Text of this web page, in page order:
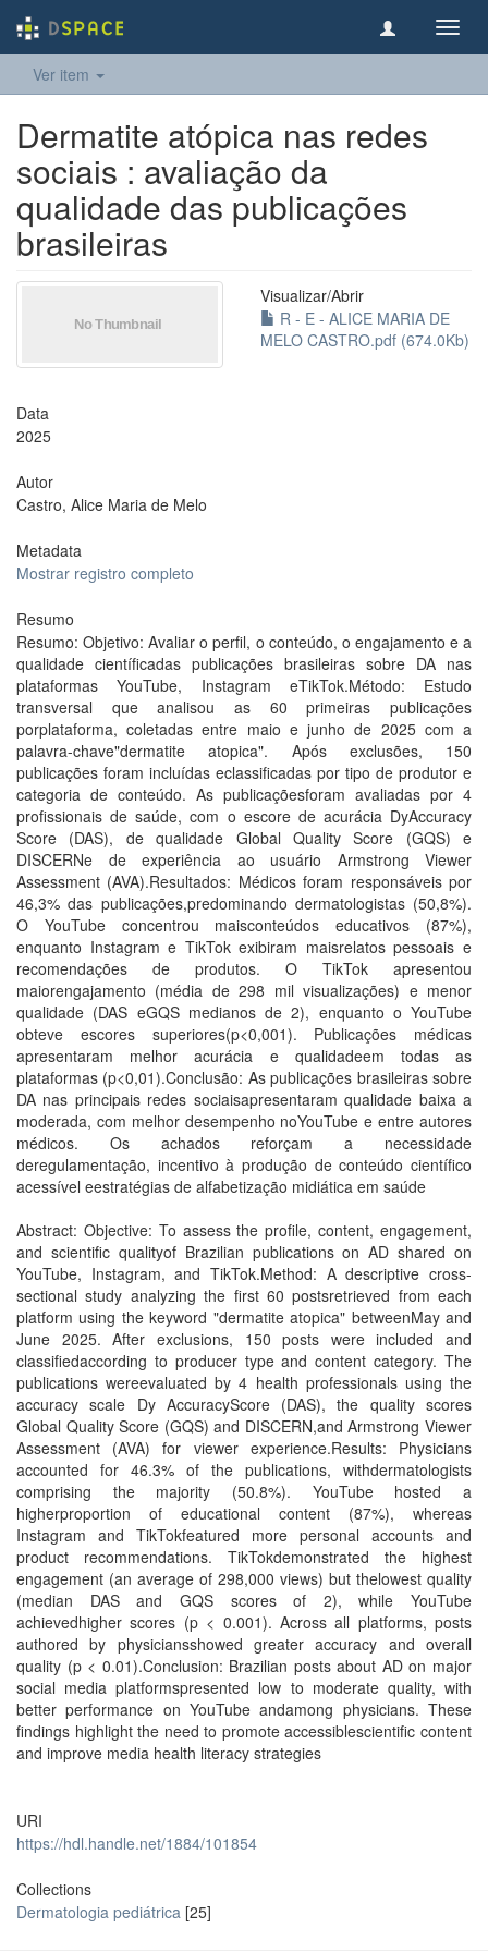
Ver item
Dermatite atópica nas redes
sociais : avaliação da
qualidade das publicações
brasileiras
Visualizar/Abrir
R - E - ALICE MARIA DE
MELO CASTRO.pdf (674.0Kb)
Data
2025
Autor
Castro, Alice Maria de Melo
Metadata
Mostrar registro completo
Resumo
Resumo: Objetivo: Avaliar o perfil, o conteúdo, o engajamento e a
qualidade científicadas publicações brasileiras sobre DA nas
plataformas YouTube, Instagram eTikTok.Método: Estudo
transversal que analisou as 60 primeiras publicações
porplataforma, coletadas entre maio e junho de 2025 com a
palavra-chave"dermatite atopica". Após exclusões, 150
publicações foram incluídas eclassificadas por tipo de produtor e
categoria de conteúdo. As publicaçõesforam avaliadas por 4
profissionais de saúde, com o escore de acurácia DyAccuracy
Score (DAS), de qualidade Global Quality Score (GQS) e
DISCERNe de experiência ao usuário Armstrong Viewer
Assessment (AVA).Resultados: Médicos foram responsáveis por
46,3% das publicações,predominando dermatologistas (50,8%).
O YouTube concentrou maisconteúdos educativos (87%),
enquanto Instagram e TikTok exibiram maisrelatos pessoais e
recomendações de produtos. O TikTok apresentou
maiorengajamento (média de 298 mil visualizações) e menor
qualidade (DAS eGQS medianos de 2), enquanto o YouTube
obteve escores superiores(p<0,001). Publicações médicas
apresentaram melhor acurácia e qualidadeem todas as
plataformas (p<0,01).Conclusão: As publicações brasileiras sobre
DA nas principais redes sociaisapresentaram qualidade baixa a
moderada, com melhor desempenho noYouTube e entre autores
médicos. Os achados reforçam a necessidade
deregulamentação, incentivo à produção de conteúdo científico
acessível eestratégias de alfabetização midiática em saúde
Abstract: Objective: To assess the profile, content, engagement,
and scientific qualityof Brazilian publications on AD shared on
YouTube, Instagram, and TikTok.Method: A descriptive cross-
sectional study analyzing the first 60 postsretrieved from each
platform using the keyword "dermatite atopica" betweenMay and
June 2025. After exclusions, 150 posts were included and
classifiedaccording to producer type and content category. The
publications wereevaluated by 4 health professionals using the
accuracy scale Dy AccuracyScore (DAS), the quality scores
Global Quality Score (GQS) and DISCERN,and Armstrong Viewer
Assessment (AVA) for viewer experience.Results: Physicians
accounted for 46.3% of the publications, withdermatologists
comprising the majority (50.8%). YouTube hosted a
higherproportion of educational content (87%), whereas
Instagram and TikTokfeatured more personal accounts and
product recommendations. TikTokdemonstrated the highest
engagement (an average of 298,000 views) but thelowest quality
(median DAS and GQS scores of 2), while YouTube
achievedhigher scores (p < 0.001). Across all platforms, posts
authored by physiciansshowed greater accuracy and overall
quality (p < 0.01).Conclusion: Brazilian posts about AD on major
social media platformspresented low to moderate quality, with
better performance on YouTube andamong physicians. These
findings highlight the need to promote accessiblescientific content
and improve media health literacy strategies
URI
https://hdl.handle.net/1884/101854
Collections
Dermatologia pediátrica [25]